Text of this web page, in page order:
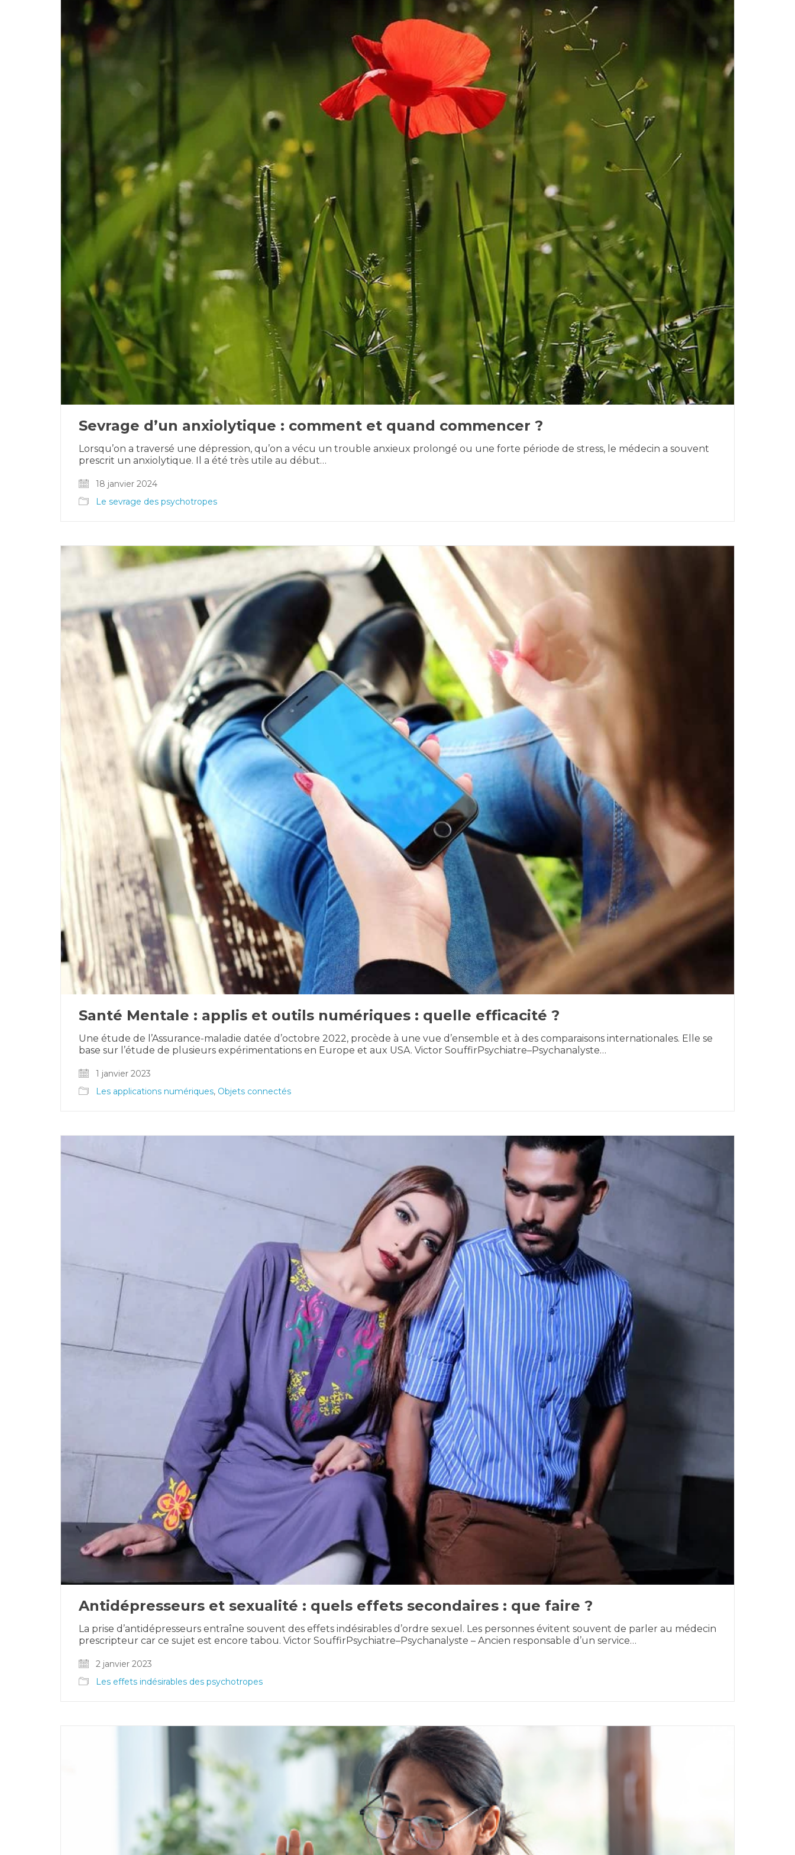
Sevrage d’un anxiolytique : comment et quand commencer ?
Lorsqu’on a traversé une dépression, qu’on a vécu un trouble anxieux prolongé ou une forte période de stress, le médecin a souvent
prescrit un anxiolytique. Il a été très utile au début…
18 janvier 2024
Le sevrage des psychotropes
Santé Mentale : applis et outils numériques : quelle efficacité ?
Une étude de l’Assurance-maladie datée d’octobre 2022, procède à une vue d’ensemble et à des comparaisons internationales. Elle se
base sur l’étude de plusieurs expérimentations en Europe et aux USA. Victor SouffirPsychiatre–Psychanalyste…
1 janvier 2023
Les applications numériques, Objets connectés
Antidépresseurs et sexualité : quels effets secondaires : que faire ?
La prise d’antidépresseurs entraîne souvent des effets indésirables d’ordre sexuel. Les personnes évitent souvent de parler au médecin
prescripteur car ce sujet est encore tabou. Victor SouffirPsychiatre–Psychanalyste – Ancien responsable d’un service…
2 janvier 2023
Les effets indésirables des psychotropes